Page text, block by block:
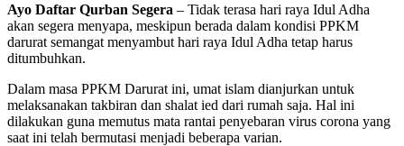
Ayo Daftar Qurban Segera – Tidak terasa hari raya Idul Adha
akan segera menyapa, meskipun berada dalam kondisi PPKM
darurat semangat menyambut hari raya Idul Adha tetap harus
ditumbuhkan.
Dalam masa PPKM Darurat ini, umat islam dianjurkan untuk
melaksanakan takbiran dan shalat ied dari rumah saja. Hal ini
dilakukan guna memutus mata rantai penyebaran virus corona yang
saat ini telah bermutasi menjadi beberapa varian.